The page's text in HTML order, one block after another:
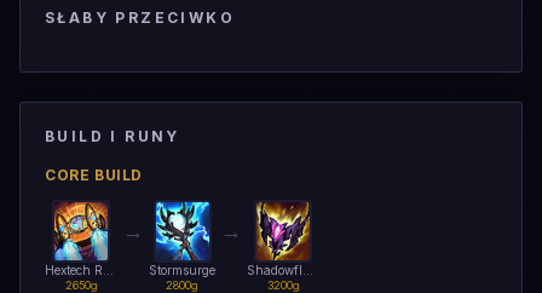
SŁABY PRZECIWKO
BUILD I RUNY
CORE BUILD
2650g
→
Stormsurge
2800g
→
3200g